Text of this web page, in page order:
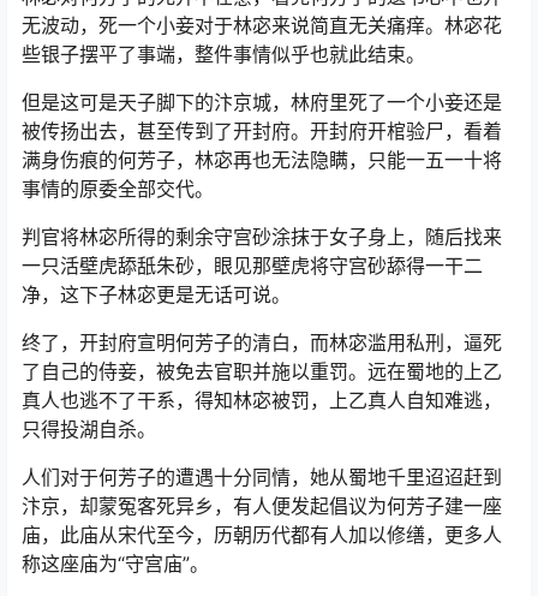
无波动，死一个小妾对于林宓来说简直无关痛痒。林宓花
些银子摆平了事端，整件事情似乎也就此结束。
但是这可是天子脚下的汴京城，林府里死了一个小妾还是
被传扬出去，甚至传到了开封府。开封府开棺验尸，看着
满身伤痕的何芳子，林宓再也无法隐瞒，只能一五一十将
事情的原委全部交代。
判官将林宓所得的剩余守宫砂涂抹于女子身上，随后找来
一只活壁虎舔舐朱砂，眼见那壁虎将守宫砂舔得一干二
净，这下子林宓更是无话可说。
终了，开封府宣明何芳子的清白，而林宓滥用私刑，逼死
了自己的侍妾，被免去官职并施以重罚。远在蜀地的上乙
真人也逃不了干系，得知林宓被罚，上乙真人自知难逃，
只得投湖自杀。
人们对于何芳子的遭遇十分同情，她从蜀地千里迢迢赶到
汴京，却蒙冤客死异乡，有人便发起倡议为何芳子建一座
庙，此庙从宋代至今，历朝历代都有人加以修缮，更多人
称这座庙为“守宫庙”。